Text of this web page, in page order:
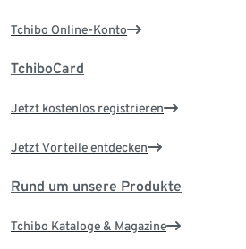
Tchibo Online-Konto
TchiboCard
Jetzt kostenlos registrieren
Jetzt Vorteile entdecken
Rund um unsere Produkte
Tchibo Kataloge & Magazine